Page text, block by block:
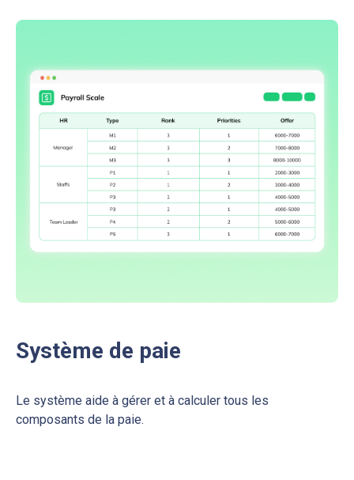
Système de paie
Le système aide à gérer et à calculer tous les
composants de la paie.